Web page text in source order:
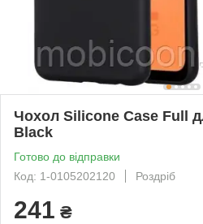
Чохол Silicone Case Full
Black
Готово до відправки
Код: 1-0105202120
Роздріб
241 ₴